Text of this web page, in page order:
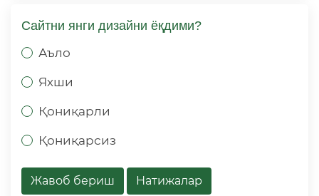
Сайтни янги дизайни ёқдими?
Аъло
Яхши
Қониқарли
Қониқарсиз
Жавоб бериш Натижалар